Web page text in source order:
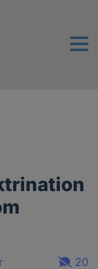
Menu
20